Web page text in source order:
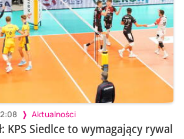
Aktualności
KPS Siedlce to wymagający rywal